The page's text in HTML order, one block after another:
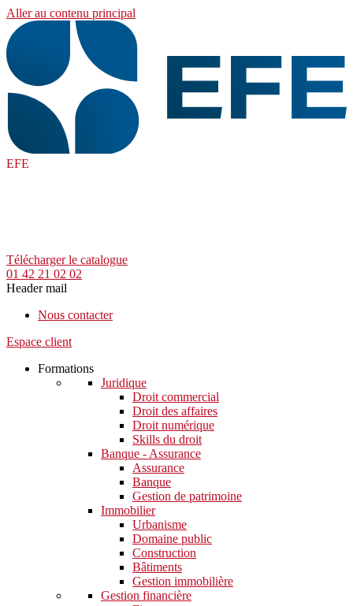
Aller au contenu principal
EFE
Télécharger le catalogue
01 42 21 02 02
Header mail
Nous contacter
Espace client
Formations
Juridique
Droit commercial
Droit des affaires
Droit numérique
Skills du droit
Banque - Assurance
Assurance
Banque
Gestion de patrimoine
Immobilier
Urbanisme
Domaine public
Construction
Bâtiments
Gestion immobilière
Gestion financière